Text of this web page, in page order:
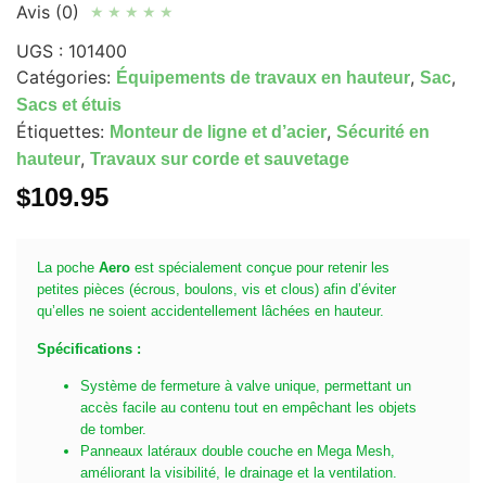
Avis (0) ★ ★ ★ ★ ★
UGS : 101400
Catégories: Équipements de travaux en hauteur, Sac,
Sacs et étuis
Étiquettes: Monteur de ligne et d’acier, Sécurité en
hauteur, Travaux sur corde et sauvetage
$109.95
La poche Aero est spécialement conçue pour retenir les
petites pièces (écrous, boulons, vis et clous) afin d’éviter
qu’elles ne soient accidentellement lâchées en hauteur.
Spécifications :
Système de fermeture à valve unique, permettant un
accès facile au contenu tout en empêchant les objets
de tomber.
Panneaux latéraux double couche en Mega Mesh,
améliorant la visibilité, le drainage et la ventilation.